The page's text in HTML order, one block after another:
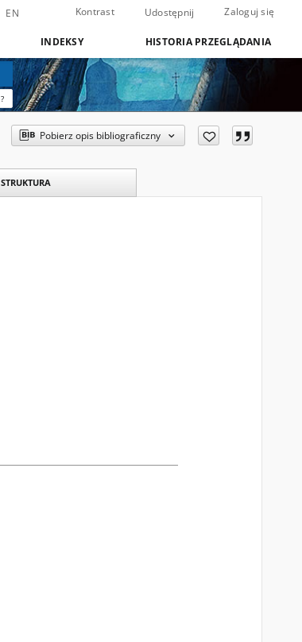
EN Kontrast Udostępnij Zaloguj się
INDEKSY HISTORIA PRZEGLĄDANIA
?
Pobierz opis bibliograficzny
STRUKTURA